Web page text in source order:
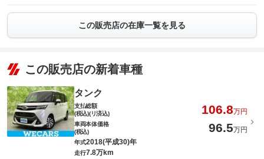
この販売店の在庫一覧を見る
この販売店の新着車種
タンク
支払総額
(税込)(リ済込)
106.8万円
車両本体価格
(税込)
96.5万円
年式2018(平成30)年
走行7.8万km